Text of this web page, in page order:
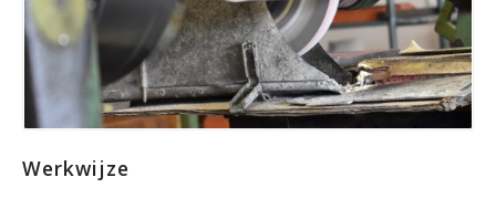
Werkwijze